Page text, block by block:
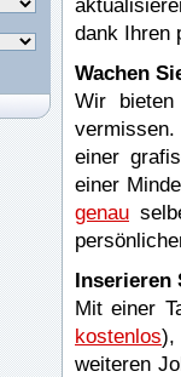
dank Ihren
Wachen
Wir
einer
einer
genau
Inserieren
Mit einer
kostenlos),
weiteren